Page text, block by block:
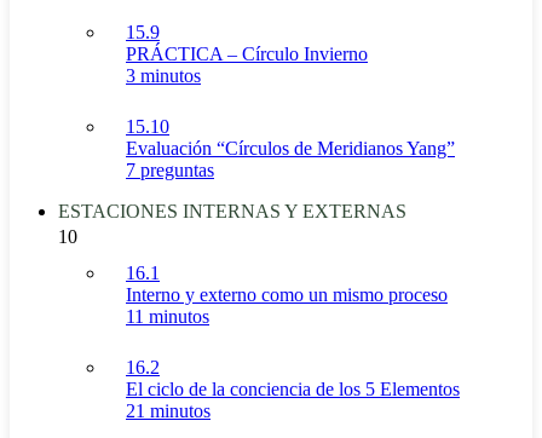
15.9
PRÁCTICA – Círculo Invierno
3 minutos
15.10
Evaluación “Círculos de Meridianos Yang”
7 preguntas
ESTACIONES INTERNAS Y EXTERNAS
10
16.1
Interno y externo como un mismo proceso
11 minutos
16.2
El ciclo de la conciencia de los 5 Elementos
21 minutos